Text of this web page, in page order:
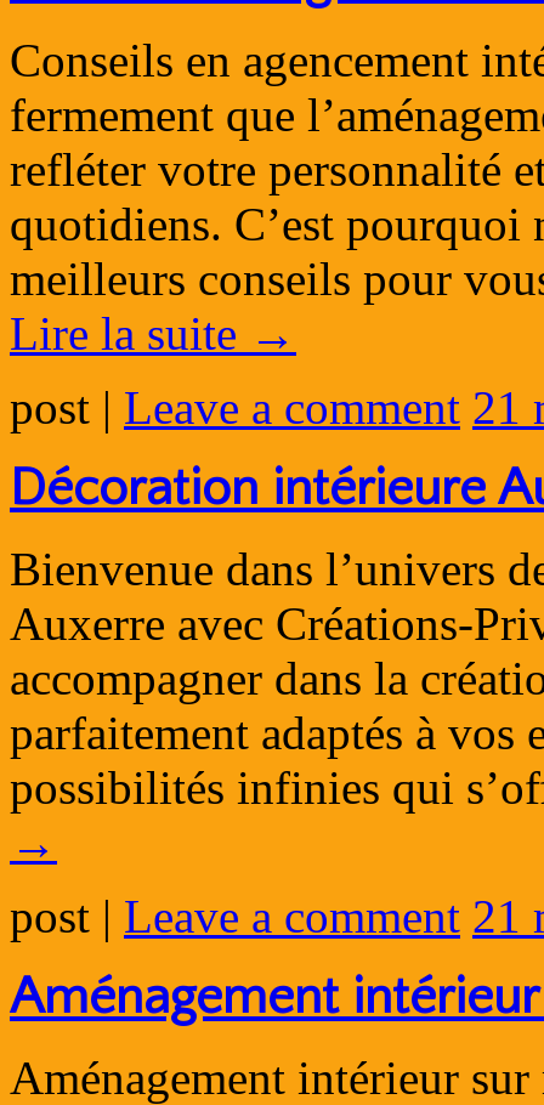
Conseils en agencement
fermement que
refléter votre personnalité
quotidiens. C’est pourquoi
meilleurs conseils pour
Lire la suite →
post | Leave a comment 21
Décoration intérieure
Bienvenue dans l’univers
Auxerre avec Créations-
accompagner dans la
parfaitement adaptés à vos
possibilités infinies qui
→
post | Leave a comment 21
Aménagement
Aménagement intérieur